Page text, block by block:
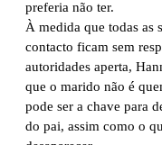
preferia não ter.
À medida que todas as
contacto ficam sem
autoridades aperta,
que o marido não é
pode ser a chave para
do pai, assim como o